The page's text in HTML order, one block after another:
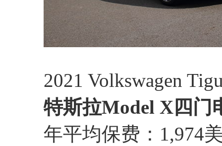
2021 Volkswagen
特斯拉Model X四门
年平均保费：1,974